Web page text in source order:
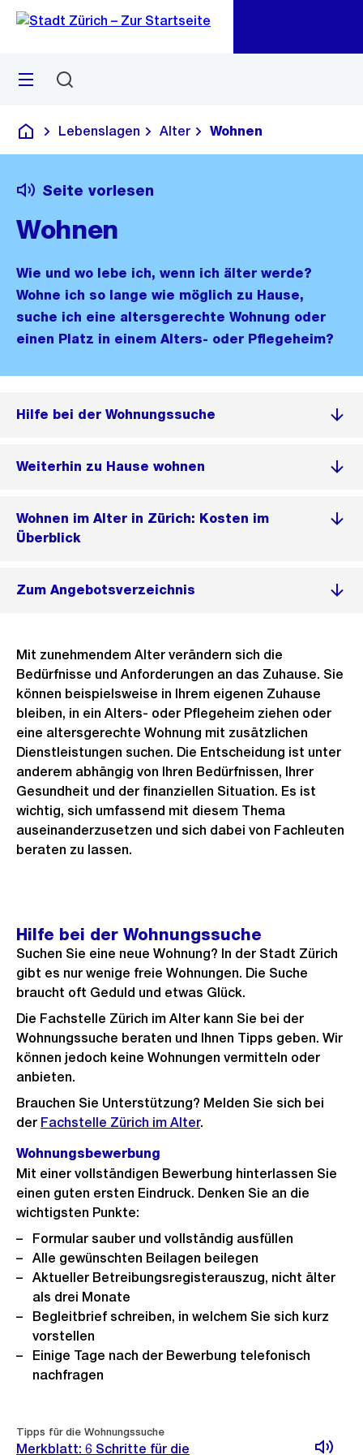
Navigation
Sprunglink
Menü
Deutsch
Lebenslagen Alter Wohnen
Seite vorlesen
Wohnen
Wie und wo lebe ich, wenn ich älter werde?
Wohne ich so lange wie möglich zu Hause,
suche ich eine altersgerechte Wohnung oder
einen Platz in einem Alters- oder Pflegeheim?
Hilfe bei der Wohnungssuche
Weiterhin zu Hause wohnen
Wohnen im Alter in Zürich: Kosten im
Überblick
Zum Angebotsverzeichnis
Mit zunehmendem Alter verändern sich die
Bedürfnisse und Anforderungen an das Zuhause. Sie
können beispielsweise in Ihrem eigenen Zuhause
bleiben, in ein Alters- oder Pflegeheim ziehen oder
eine altersgerechte Wohnung mit zusätzlichen
Dienstleistungen suchen. Die Entscheidung ist unter
anderem abhängig von Ihren Bedürfnissen, Ihrer
Gesundheit und der finanziellen Situation. Es ist
wichtig, sich umfassend mit diesem Thema
auseinanderzusetzen und sich dabei von Fachleuten
beraten zu lassen.
Hilfe bei der Wohnungssuche
Suchen Sie eine neue Wohnung? In der Stadt Zürich
gibt es nur wenige freie Wohnungen. Die Suche
braucht oft Geduld und etwas Glück.
Die Fachstelle Zürich im Alter kann Sie bei der
Wohnungssuche beraten und Ihnen Tipps geben. Wir
können jedoch keine Wohnungen vermitteln oder
anbieten.
Brauchen Sie Unterstützung? Melden Sie sich bei
der Fachstelle Zürich im Alter.
Wohnungsbewerbung
Mit einer vollständigen Bewerbung hinterlassen Sie
einen guten ersten Eindruck. Denken Sie an die
wichtigsten Punkte:
Formular sauber und vollständig ausfüllen
Alle gewünschten Beilagen beilegen
Aktueller Betreibungsregisterauszug, nicht älter
als drei Monate
Begleitbrief schreiben, in welchem Sie sich kurz
vorstellen
Einige Tage nach der Bewerbung telefonisch
nachfragen
Tipps für die Wohnungssuche
Merkblatt: 6 Schritte für die